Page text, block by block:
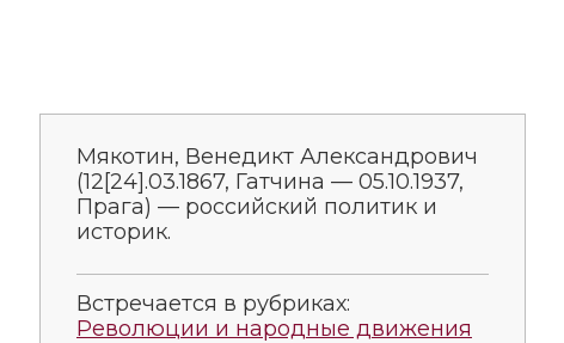
Мякотин, Венедикт Александрович
(12[24].03.1867, Гатчина — 05.10.1937,
Прага) — российский политик и
историк.
Встречается в рубриках:
Революции и народные движения